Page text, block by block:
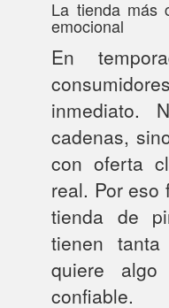
La tienda más
emocional
En
inmediato.
cadenas,
con oferta
real. Por eso
tienda de
tienen
quiere
confiable.